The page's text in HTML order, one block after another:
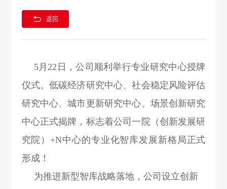
 返回
5月22日，公司顺利举行专业研究中心授牌
仪式。低碳经济研究中心、社会稳定风险评估
研究中心、城市更新研究中心、场景创新研究
中心正式揭牌，标志着公司一院（创新发展研
究院 ）+N中心的专业化智库发展新格局正式
形成！
为推进新型智库战略落地，公司设立创新